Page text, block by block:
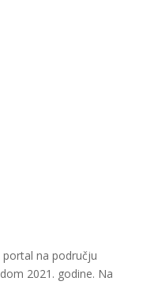
na području
2021. godine. Na